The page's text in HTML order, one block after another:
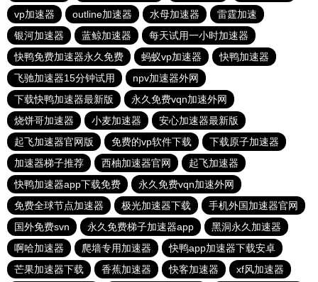
vp加速器
outline加速器 水母加速器
雷霆加速
银河加速器
蓝鲸加速器
每天试用一小时加速器
快鸭免费加速器永久免费
蚂蚁vp加速器
快鸭加速器
飞驰加速器15分钟试用
npv加速器外网
下载快鸭加速器最新版
永久免费vqn加速外网
烧饼哥加速器
小麦加速器
安心加速器最新版
起飞加速器官网版
免费的vp软件下载
下载原子加速器
加速器梯子推荐
西柚加速器官网
起飞加速器
快鸭加速器app下载免费
永久免费vqn加速外网
免费全球节点加速器
极光加速器下载
手机外国加速器官网
国外免费svn
永久免费梯子加速器app
黑洞永久加速器
啊哈加速器
爬墙专用加速器
快鸭app加速器下载安卓
芒果加速器下载
香蕉加速器 快客加速器 xf风加速器